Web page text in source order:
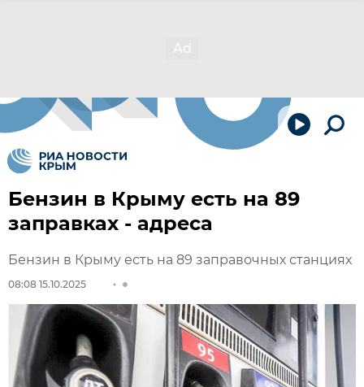
Бензин в Крыму есть на 89
заправках - адреса
Бензин в Крыму есть на 89 заправочных станциях
08:08 15.10.2025